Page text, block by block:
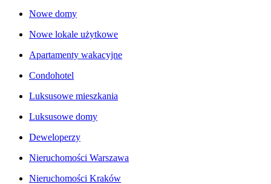
Nowe domy
Nowe lokale użytkowe
Apartamenty wakacyjne
Condohotel
Luksusowe mieszkania
Luksusowe domy
Deweloperzy
Nieruchomości Warszawa
Nieruchomości Kraków